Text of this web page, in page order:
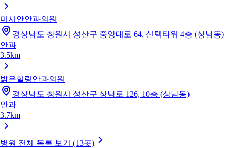
미시안안과의원
경상남도 창원시 성산구 중앙대로 64, 신텍타워 4층 (상남동)
안과
3.5km
밝은힐링안과의원
경상남도 창원시 성산구 상남로 126, 10층 (상남동)
안과
3.7km
병원 전체 목록 보기 (13곳)